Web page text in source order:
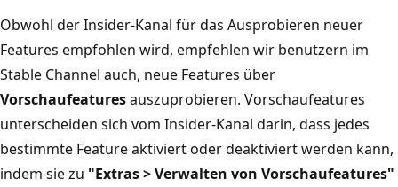
Obwohl der Insider-Kanal für das Ausprobieren neuer
Features empfohlen wird, empfehlen wir benutzern im
Stable Channel auch, neue Features über
Vorschaufeaturesauszuprobieren. Vorschaufeatures
unterscheiden sich vom Insider-Kanal darin, dass jedes
bestimmte Feature aktiviert oder deaktiviert werden kann,
indem sie zu "Extras > Verwalten von Vorschaufeatures"